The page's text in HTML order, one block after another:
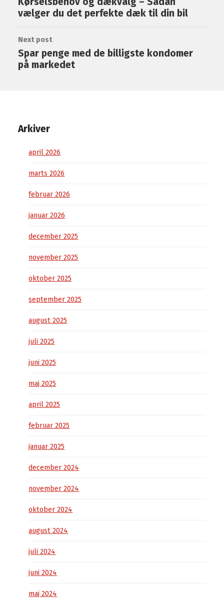
vælger du det perfekte dæk til din bil
Next post
Spar penge med de billigste kondomer
på markedet
Arkiver
april 2026
marts 2026
februar 2026
januar 2026
december 2025
november 2025
oktober 2025
september 2025
august 2025
juli 2025
juni 2025
maj 2025
april 2025
februar 2025
januar 2025
december 2024
november 2024
oktober 2024
august 2024
juli 2024
juni 2024
maj 2024